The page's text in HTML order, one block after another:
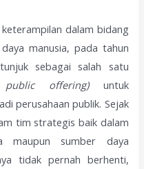
dalam bidang
manusia, pada tahun
sebagai salah satu
public offering) untuk
perusahaan publik. Sejak
tim strategis baik dalam
maupun sumber daya
tidak pernah berhenti,